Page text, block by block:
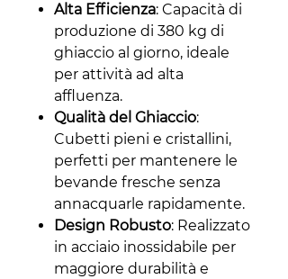
Alta Efficienza: Capacità di
produzione di 380 kg di
ghiaccio al giorno, ideale
per attività ad alta
affluenza.
Qualità del Ghiaccio:
Cubetti pieni e cristallini,
perfetti per mantenere le
bevande fresche senza
annacquarle rapidamente.
Design Robusto: Realizzato
in acciaio inossidabile per
maggiore durabilità e